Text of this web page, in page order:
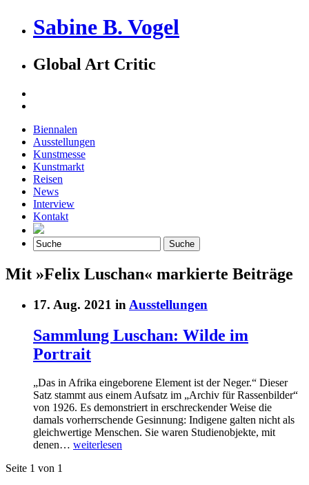
Sabine B. Vogel
Global Art Critic
Biennalen
Ausstellungen
Kunstmesse
Kunstmarkt
Reisen
News
Interview
Kontakt
Mit »Felix Luschan« markierte Beiträge
17. Aug. 2021 in Ausstellungen
Sammlung Luschan: Wilde im
Portrait
„Das in Afrika eingeborene Element ist der Neger.“ Dieser
Satz stammt aus einem Aufsatz im „Archiv für Rassenbilder“
von 1926. Es demonstriert in erschreckender Weise die
damals vorherrschende Gesinnung: Indigene galten nicht als
gleichwertige Menschen. Sie waren Studienobjekte, mit
denen… weiterlesen
Seite 1 von 1